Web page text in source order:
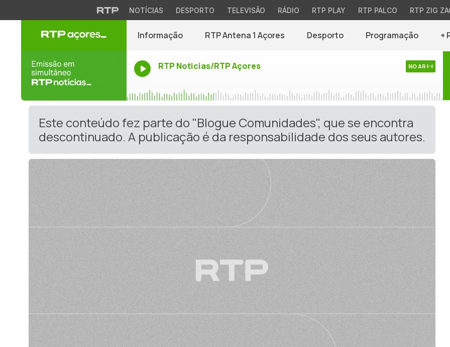
NOTÍCIAS DESPORTO TELEVISÃO RÁDIO RTP PLAY RTP PALCO RTP ZIG
Informação RTP Antena 1 Açores Desporto Programação +
RTP Noticias/RTP Açores NO AR
Este conteúdo fez parte do "Blogue Comunidades", que se encontra
descontinuado. A publicação é da responsabilidade dos seus autores.